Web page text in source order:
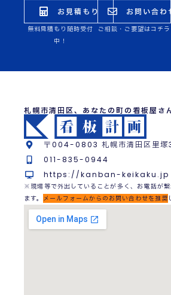
お見積もり
無料見積もり随時受付
中！
お問い合わ
ご相談・ご要望はコチラ
札幌市清田区、あなたの町の看板屋さ
〒004-0803 札幌市清田区里塚
011-835-0944
https://kanban-keikaku.jp
※現場等で外出していることが多く、お電話が
ます。 メールフォームからのお問い合わせを推奨